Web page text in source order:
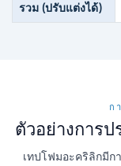
รวม (ปรับแต่งได้)
ก
ตัวอย่างการ
เทปโฟมอะคริลิกมีก